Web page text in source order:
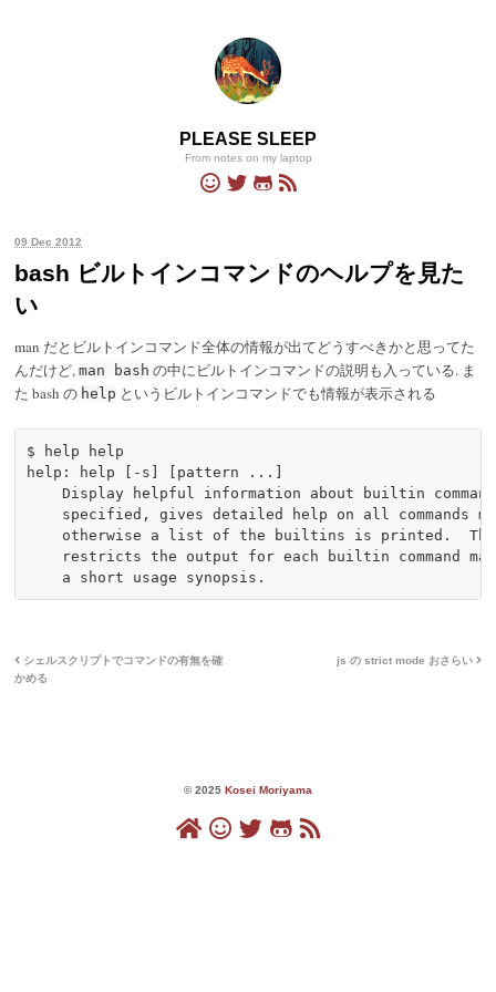
PLEASE SLEEP
From notes on my laptop
09 Dec 2012
bash ビルトインコマンドのヘルプを見た
い
man だとビルトインコマンド全体の情報が出てどうすべきかと思ってた
んだけど, man bash の中にビルトインコマンドの説明も入っている. ま
た bash の help というビルトインコマンドでも情報が表示される
$ help help
help: help [-s] [pattern ...]
Display helpful information about builtin
specified, gives detailed help on all commands
otherwise a list of the builtins is printed.
restricts the output for each builtin command
シェルスクリプトでコマンドの有無を確
かめる
js の strict mode おさらい
© 2025 Kosei Moriyama